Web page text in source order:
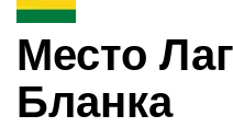
Место
Бланка